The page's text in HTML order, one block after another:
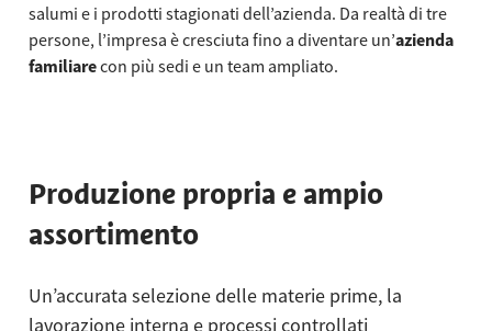
salumi e i prodotti stagionati dell’azienda. Da realtà di tre
persone, l’impresa è cresciuta fino a diventare un’azienda
familiarecon più sedi e un team ampliato.
Produzione propria e ampio
assortimento
Un’accurata selezione delle materie prime, la
lavorazione interna e processi controllati